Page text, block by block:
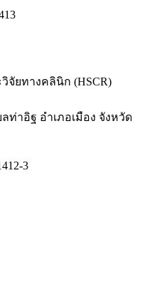
จัยทางคลินิก (HSCR)
ท่าอิฐ อำเภอเมือง จังหวัด
3